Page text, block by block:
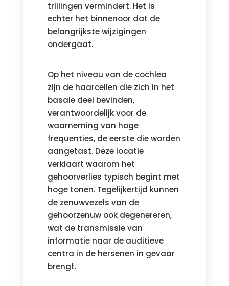
trillingen vermindert. Het is
echter het binnenoor dat de
belangrijkste wijzigingen
ondergaat.
Op het niveau van de cochlea
zijn de haarcellen die zich in het
basale deel bevinden,
verantwoordelijk voor de
waarneming van hoge
frequenties, de eerste die worden
aangetast. Deze locatie
verklaart waarom het
gehoorverlies typisch begint met
hoge tonen. Tegelijkertijd kunnen
de zenuwvezels van de
gehoorzenuw ook degenereren,
wat de transmissie van
informatie naar de auditieve
centra in de hersenen in gevaar
brengt.